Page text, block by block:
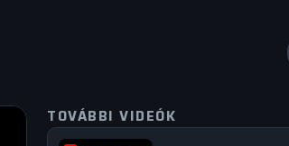
TOVÁBBI VIDEÓK